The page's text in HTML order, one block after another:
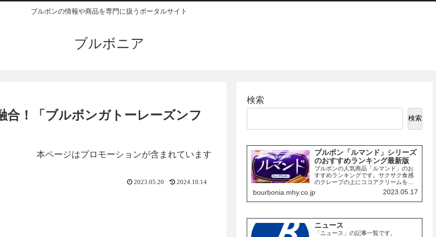
ブルボンの情報や商品を専門に扱うポータルサイト
ブルボニア
！「ブルボンガトーレーズンフ
本ページはプロモーションが含まれています
2023.05.20 2024.10.14
検索
検索
ブルボン「ルマンド」シリーズ
のおすすめランキング最新版
ブルボンの人気商品「ルマンド」のお
すすめランキングです。サクサク食感
のクレープの上にココアクリームを絞
り、チョコレートでコーティングした
お菓子「ルマンド」には、様々なフレ
ーバーの商品があります。ここでは、
bourbonia.mhy.co.jp 2023.05.17
ニュース
「ニュース」の記事一覧です。